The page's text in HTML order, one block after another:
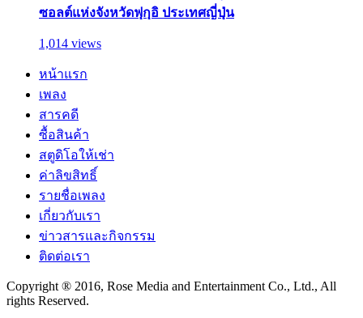
ซอลต์แห่งจังหวัดฟุกุอิ ประเทศญี่ปุ่น
1,014 views
หน้าแรก
เพลง
สารคดี
ซื้อสินค้า
สตูดิโอให้เช่า
ค่าลิขสิทธิ์
รายชื่อเพลง
เกี่ยวกับเรา
ข่าวสารและกิจกรรม
ติดต่อเรา
Copyright ® 2016, Rose Media and Entertainment Co., Ltd., All
rights Reserved.